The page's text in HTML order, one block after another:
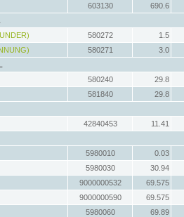
603130
690.6
580272
1.5
580271
3.0
580240
29.8
581840
29.8
42840453
11.41
5980010
0.03
5980030
30.94
9000000532
69.575
9000000590
69.575
5980060
69.89